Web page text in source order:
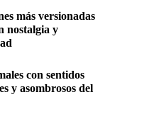
más versionadas
nostalgia y
con sentidos
y asombrosos del